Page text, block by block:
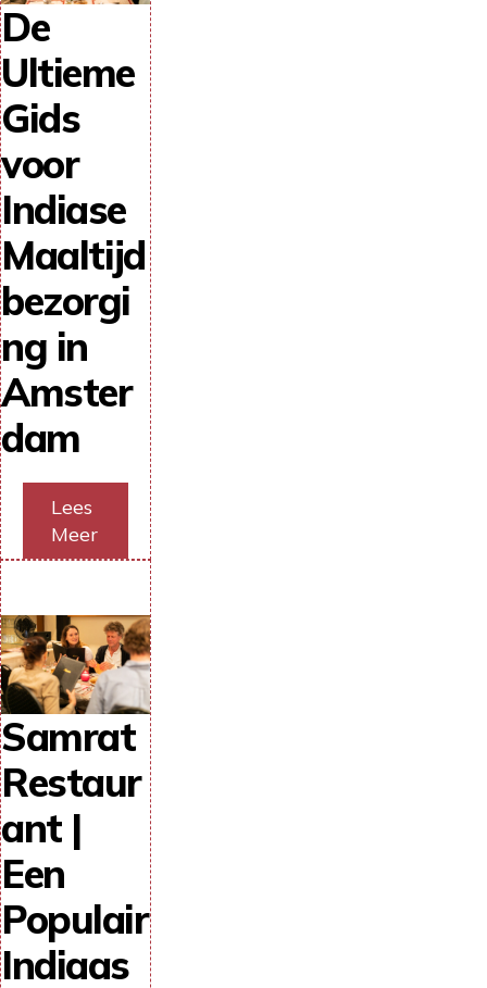
De
Ultieme
Gids
voor
Indiase
Maaltijd
bezorgi
ng in
Amster
dam
Lees
Meer
Samrat
Restaur
ant |
Een
Populair
Indiaas